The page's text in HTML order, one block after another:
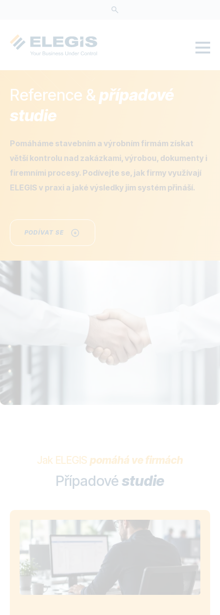
Reference &případové
studie
Pomáháme stavebním a výrobním firmám získat
větší kontrolu nad zakázkami, výrobou, dokumenty i
firemními procesy. Podívejte se, jak firmy využívají
ELEGIS v praxi a jaké výsledky jim systém přináší.
PODÍVAT SE
Jak ELEGIS pomáhá ve firmách
Případové studie